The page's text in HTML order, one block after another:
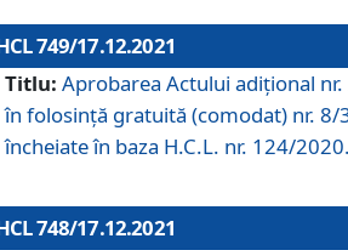
749/17.12.2021
Titlu: Aprobarea Actului adițional
în folosință gratuită (comodat) nr.
încheiate în baza H.C.L. nr. 124/2020.
748/17.12.2021